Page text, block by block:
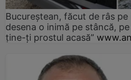
Bucureștean, făcut de râs
desena o inimă pe stâncă,
ține-ți prostul acasă”